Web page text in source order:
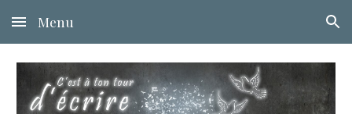
Skip to main content Skip to navigation
Menu